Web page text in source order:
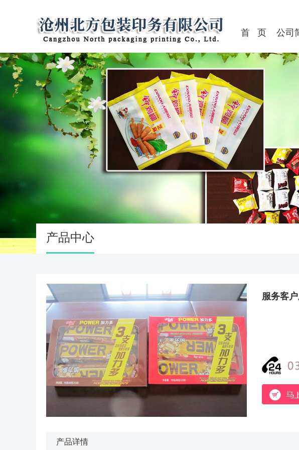
首 页 公司
产品中心
服务客
产品详情